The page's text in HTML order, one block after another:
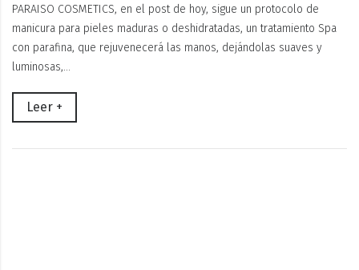
PARAISO COSMETICS, en el post de hoy, sigue un protocolo de
manicura para pieles maduras o deshidratadas, un tratamiento Spa
con parafina, que rejuvenecerá las manos, dejándolas suaves y
luminosas,…
Leer +